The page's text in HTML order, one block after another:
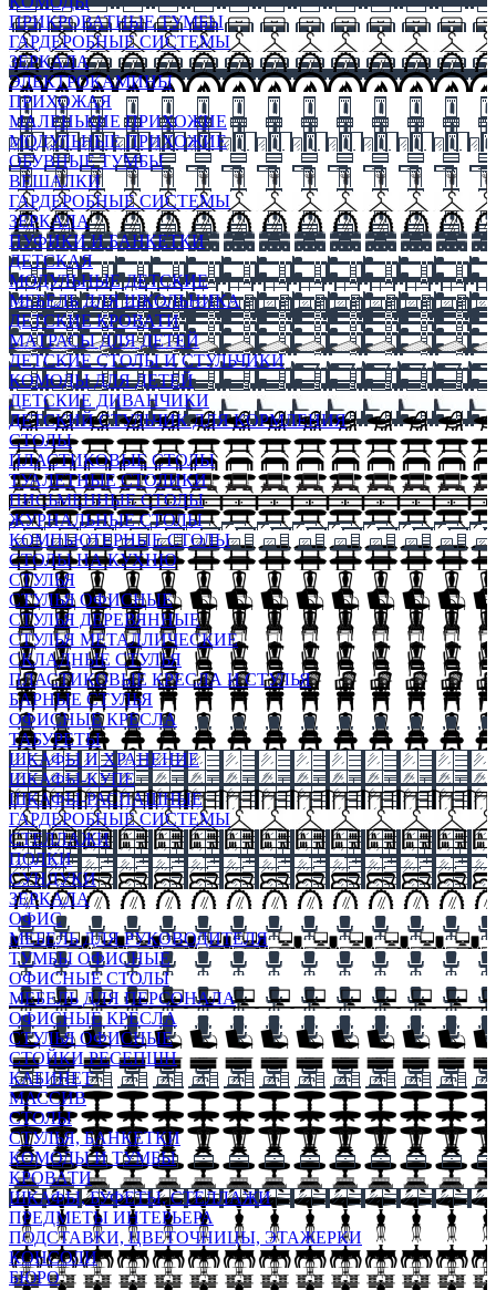
ПРИКРОВАТНЫЕ ТУМБЫ
ГАРДЕРОБНЫЕ СИСТЕМЫ
ЗЕРКАЛА
ЭЛЕКТРОКАМИНЫ
ПРИХОЖАЯ
МАЛЕНЬКИЕ ПРИХОЖИЕ
МОДУЛЬНЫЕ ПРИХОЖИЕ
ОБУВНЫЕ ТУМБЫ
ВЕШАЛКИ
ГАРДЕРОБНЫЕ СИСТЕМЫ
ЗЕРКАЛА
ПУФИКИ И БАНКЕТКИ
ДЕТСКАЯ
МОДУЛЬНЫЕ ДЕТСКИЕ
МЕБЕЛЬ ДЛЯ ШКОЛЬНИКА
ДЕТСКИЕ КРОВАТИ
МАТРАСЫ ДЛЯ ДЕТЕЙ
ДЕТСКИЕ СТОЛЫ И СТУЛЬЧИКИ
КОМОДЫ ДЛЯ ДЕТЕЙ
ДЕТСКИЕ ДИВАНЧИКИ
ДЕТСКИЙ СТУЛЬЧИК ДЛЯ КОРМЛЕНИЯ
СТОЛЫ
ПЛАСТИКОВЫЕ СТОЛЫ
ТУАЛЕТНЫЕ СТОЛИКИ
ПИСЬМЕННЫЕ СТОЛЫ
ЖУРНАЛЬНЫЕ СТОЛЫ
КОМПЬЮТЕРНЫЕ СТОЛЫ
СТОЛЫ НА КУХНЮ
СТУЛЬЯ
СТУЛЬЯ ОФИСНЫЕ
СТУЛЬЯ ДЕРЕВЯННЫЕ
СТУЛЬЯ МЕТАЛЛИЧЕСКИЕ
СКЛАДНЫЕ СТУЛЬЯ
ПЛАСТИКОВЫЕ КРЕСЛА И СТУЛЬЯ
БАРНЫЕ СТУЛЬЯ
ОФИСНЫЕ КРЕСЛА
ТАБУРЕТЫ
ШКАФЫ И ХРАНЕНИЕ
ШКАФЫ-КУПЕ
ШКАФЫ-РАСПАШНЫЕ
ГАРДЕРОБНЫЕ СИСТЕМЫ
СТЕЛЛАЖИ
ПОЛКИ
СУНДУКИ
ЗЕРКАЛА
ОФИС
МЕБЕЛЬ ДЛЯ РУКОВОДИТЕЛЯ
ТУМБЫ ОФИСНЫЕ
ОФИСНЫЕ СТОЛЫ
МЕБЕЛЬ ДЛЯ ПЕРСОНАЛА
ОФИСНЫЕ КРЕСЛА
СТУЛЬЯ ОФИСНЫЕ
СТОЙКИ РЕСЕПШН
КАБИНЕТ
МАССИВ
СТОЛЫ
СТУЛЬЯ, БАНКЕТКИ
КОМОДЫ И ТУМБЫ
КРОВАТИ
ШКАФЫ, БУФЕТЫ, СТЕЛЛАЖИ
ПРЕДМЕТЫ ИНТЕРЬЕРА
ПОДСТАВКИ, ЦВЕТОЧНИЦЫ, ЭТАЖЕРКИ
КОНСОЛИ
БЮРО